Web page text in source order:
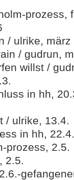
prozess,
/ ulrike, märz
/ gudrun,
willst /
in hh,
/ ulrike, 13.4.
in hh, 22.4.
prozess, 2.5.
2.5.